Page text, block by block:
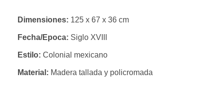
Dimensiones: 125 x 67 x 36 cm
Fecha/Epoca: Siglo XVIII
Estilo: Colonial mexicano
Material: Madera tallada y policromada